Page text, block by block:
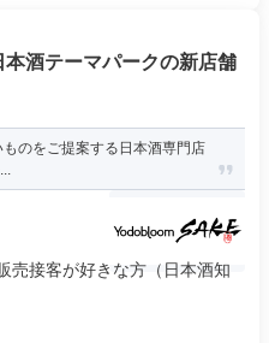
本酒テーマパークの新店舗
ものをご提案する日本酒専門店
売接客が好きな方（日本酒知